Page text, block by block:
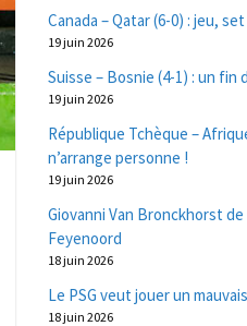
Canada – Qatar (6-0) : jeu,
19 juin 2026
Suisse – Bosnie (4-1) : un fin
19 juin 2026
République Tchèque –
n’arrange personne !
19 juin 2026
Giovanni Van Bronckhorst
Feyenoord
18 juin 2026
Le PSG veut jouer un
18 juin 2026